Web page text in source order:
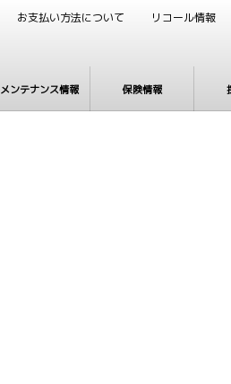
メンテナンス情報 保険情報
お支払い方法について リコール情報